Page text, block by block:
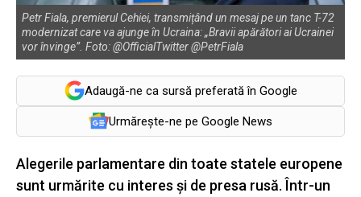
Petr Fiala, premierul Cehiei, transmițând un mesaj pe un tanc T-72
modernizat care va ajunge în Ucraina: „Bravii apărători ai Ucrainei
vor învinge”. Foto: @OfficialTwitter @PetrFiala
Adaugă-ne ca sursă preferată în Google
Urmărește-ne pe Google News
Alegerile parlamentare din toate statele europene
sunt urmărite cu interes și de presa rusă. Într-un